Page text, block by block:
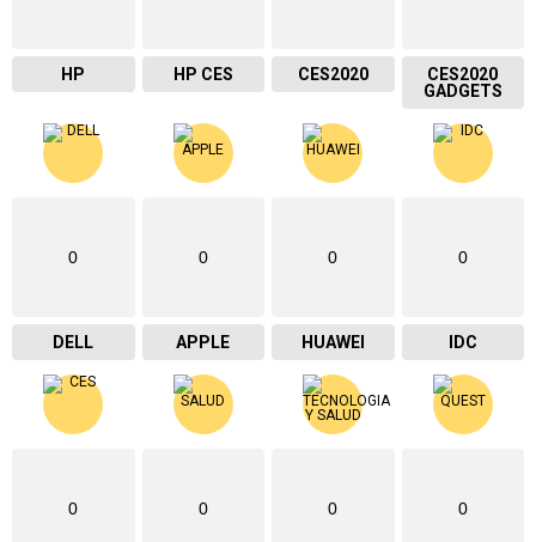
HP HP CES CES2020
CES2020
GADGETS
0
DELL
0
APPLE
0
HUAWEI
0
IDC
0 0 0 0